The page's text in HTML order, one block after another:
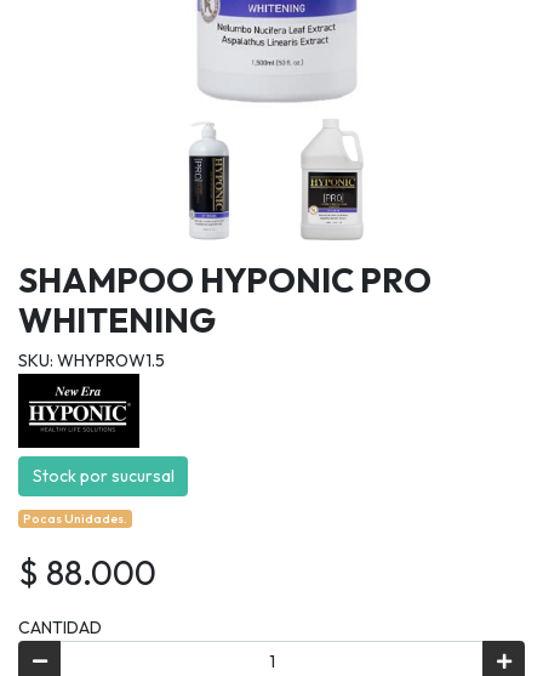
SHAMPOO HYPONIC PRO
WHITENING
SKU: WHYPROW1.5
Stock por sucursal
Pocas Unidades.
$ 88.000
CANTIDAD